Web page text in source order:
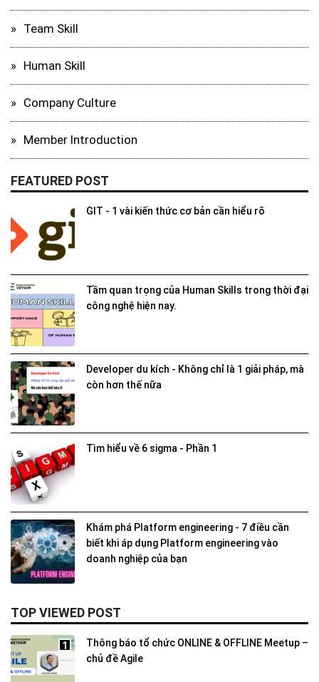
Team Skill
Human Skill
Company Culture
Member Introduction
FEATURED POST
GIT - 1 vài kiến thức cơ bản cần hiểu rõ
Tầm quan trọng của Human Skills trong thời đại
công nghệ hiện nay.
Developer du kích - Không chỉ là 1 giải pháp, mà
còn hơn thế nữa
Tìm hiểu về 6 sigma - Phần 1
Khám phá Platform engineering - 7 điều cần
biết khi áp dụng Platform engineering vào
doanh nghiệp của bạn
TOP VIEWED POST
1
Thông báo tổ chức ONLINE & OFFLINE Meetup –
chủ đề Agile